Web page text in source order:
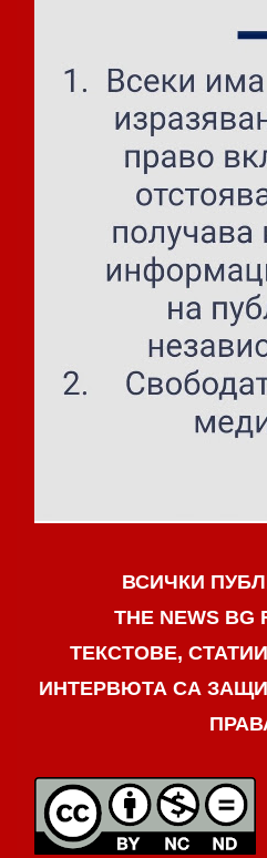
ВСИЧКИ
THE NEWS BG
ТЕКСТОВЕ,
ИНТЕРВЮТА СА